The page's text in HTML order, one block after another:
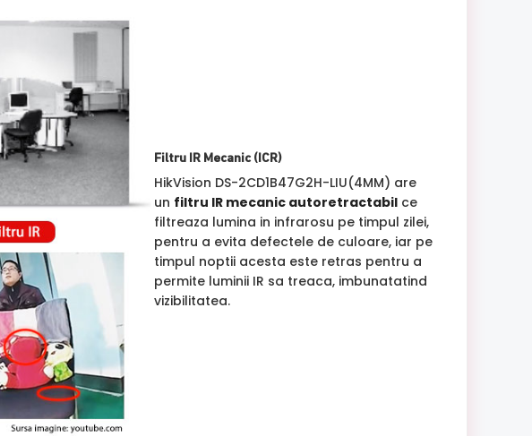
Filtru IR Mecanic (ICR)
HikVision DS-2CD1B47G2H-LIU(4MM) are
un filtru IR mecanic autoretractabilce
filtreaza lumina in infrarosu pe timpul zilei,
pentru a evita defectele de culoare, iar pe
timpul noptii acesta este retras pentru a
permite luminii IR sa treaca, imbunatatind
vizibilitatea.